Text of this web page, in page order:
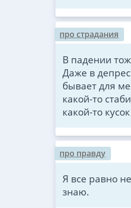
про страдания
В падении
Даже в
бывает для
какой-то
какой-то
про правду
Я все равно
знаю.